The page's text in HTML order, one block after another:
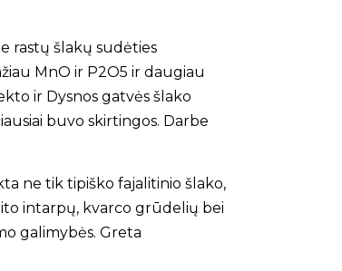
rastų šlakų sudėties
MnO ir P2O5 ir daugiau
ir Dysnos gatvės šlako
buvo skirtingos. Darbe
ne tik tipiško fajalitinio šlako,
intarpų, kvarco grūdelių bei
galimybės. Greta